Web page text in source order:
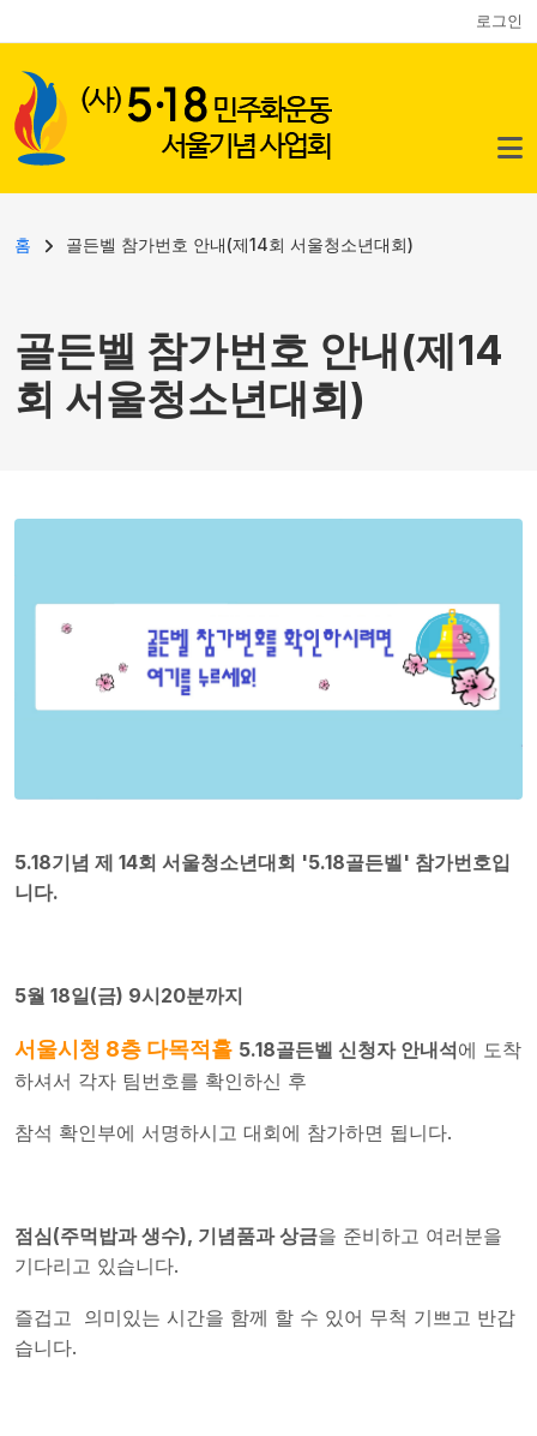
로그인
이동 경로
홈 골든벨 참가번호 안내(제14회 서울청소년대회)
골든벨 참가번호 안내(제14
회 서울청소년대회)
5.18기념 제 14회 서울청소년대회 '5.18골든벨' 참가번호입
니다.
5월 18일(금) 9시20분까지
서울시청 8층 다목적홀 5.18골든벨 신청자 안내석에 도착
하셔서 각자 팀번호를 확인하신 후
참석 확인부에 서명하시고 대회에 참가하면 됩니다.
점심(주먹밥과 생수), 기념품과 상금을 준비하고 여러분을
기다리고 있습니다.
즐겁고 의미있는 시간을 함께 할 수 있어 무척 기쁘고 반갑
습니다.